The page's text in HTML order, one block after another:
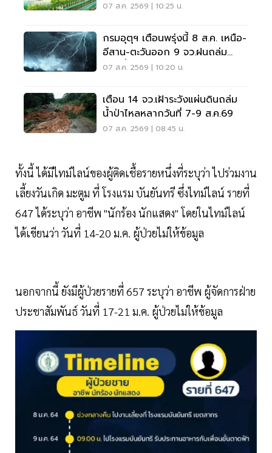
หลังเหตุกราดยิง
07 ส.ค. 2569 | 10:25 น.
กรมอุตุฯ เตือนพรุ่งนี้ 8 ส.ค. เหนือ-
อีสาน-ตะวันออก 9 จว.ฝนถล่ม
ระวังน้ำท่วมฉับพลัน
07 ส.ค. 2569 | 10:20 น.
เตือน 14 จว.เฝ้าระวังแผ่นดินถล่ม
น้ำป่าไหลหลากวันที่ 7-9 ส.ค.69
07 ส.ค. 2569 | 08:45 น.
ทั้งนี้ ได้มีไทม์ไลน์ของผู้ติดเชื้อรายหนึ่งที่ระบุว่า ไปร่วมงาน
เลี้ยงวันเกิด มะตูม ที่ โรงแรม บันยันทรี ซึ่งไทม์ไลน์ รายที่
647 ได้ระบุว่า อาชีพ "นักร้อง นักแสดง" โดยในไทม์ไลน์
ได้เขียนว่า วันที่ 14-20 ม.ค. ผู้ป่วยไม่ให้ข้อมูล
นอกจากนี้ ยังมีผู้ป่วยรายที่ 657 ระบุว่า อาชีพ ผู้จัดการฝ่าย
ประชาสัมพันธ์ วันที่ 17-21 ม.ค. ผู้ป่วยไม่ให้ข้อมูล